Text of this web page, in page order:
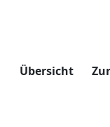
Übersicht